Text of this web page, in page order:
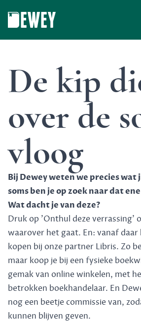
De kip
over de
vloog
Bij Dewey weten we precies
soms ben je op zoek naar dat
Wat dacht je van deze?
Druk op 'Onthul deze verrassing'
waarover het gaat. En: vanaf daar
kopen bij onze partner Libris. Zo
maar koop je bij een fysieke
gemak van online winkelen, met
betrokken boekhandelaar. En
nog een beetje commissie van,
kunnen blijven geven.